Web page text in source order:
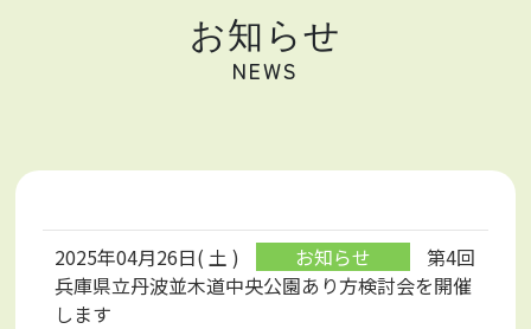
お知らせ
NEWS
2025年04月26日( 土 )
第4回
兵庫県立丹波並木道中央公園あり方検討会を開催
します